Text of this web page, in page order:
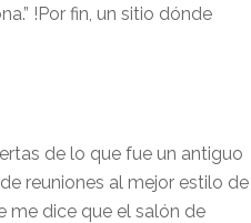
!Por fin, un sitio dónde
de lo que fue un antiguo
reuniones al mejor estilo de
me dice que el salón de